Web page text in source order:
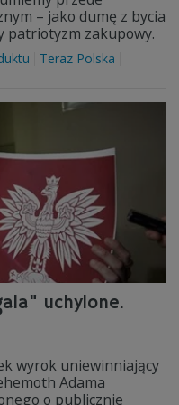
– jako dumę z bycia
patriotyzm zakupowy.
Teraz Polska
uchylone.
wyrok uniewinniający
Adama
o publicznie